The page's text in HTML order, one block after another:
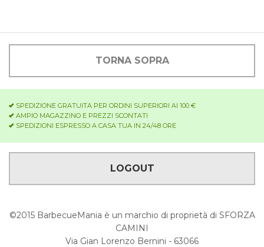
TORNA SOPRA
SPEDIZIONE GRATUITA PER ORDINI SUPERIORI AI 100 €
AMPIO MAGAZZINO E PREZZI SCONTATI
SPEDIZIONI ESPRESSO A CASA TUA IN 24/48 ORE
LOGOUT
©2015 BarbecueMania è un marchio di proprietà di SFORZA
CAMINI
Via Gian Lorenzo Bernini - 63066